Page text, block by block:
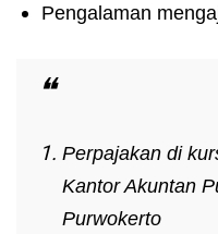
Pengalaman
Perpajakan di
Kantor Akuntan
Purwokerto